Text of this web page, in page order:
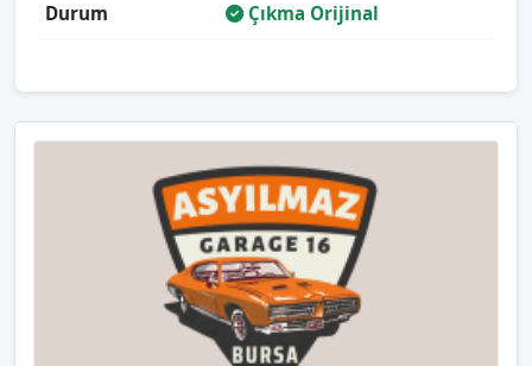
Durum Çıkma Orijinal